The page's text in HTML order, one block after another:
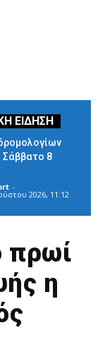
8
-
2026, 11:12
πρωί
η